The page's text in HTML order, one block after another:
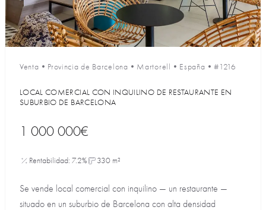
Venta • Provincia de Barcelona • Martorell • España •#1216
LOCAL COMERCIAL CON INQUILINO DE RESTAURANTE EN
SUBURBIO DE BARCELONA
1 000 000€
Rentabilidad: 7.2% 330 m²
Se vende local comercial con inquilino — un restaurante —
situado en un suburbio de Barcelona con alta densidad